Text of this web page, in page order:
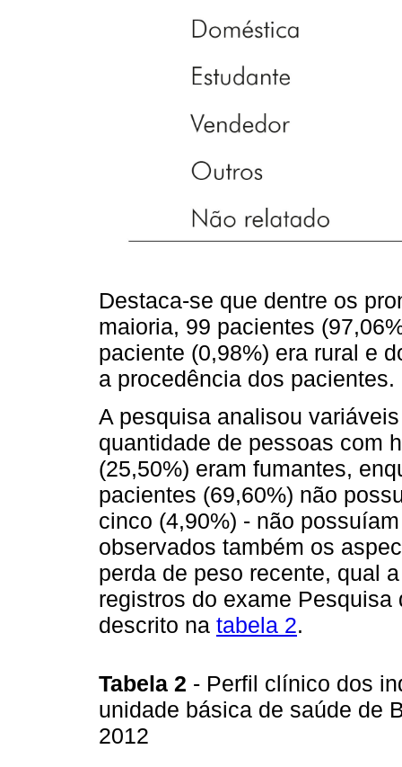
Destaca-se que dentre os
maioria, 99 pacientes
paciente (0,98%) era rural e
a procedência dos pacientes.
A pesquisa analisou
quantidade de pessoas com
(25,50%) eram fumantes,
pacientes (69,60%) não
cinco (4,90%) - não
observados também os
perda de peso recente, qual
registros do exame
descrito na tabela 2.
Tabela 2 - Perfil clínico dos
unidade básica de saúde de
2012